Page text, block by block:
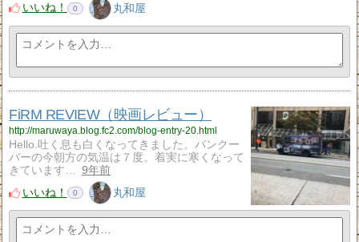
いいね！
0 丸和屋
FiRM REVIEW（映画レビュー）
http://maruwaya.blog.fc2.com/blog-entry-20.html
Hello.吐く息も白くなってきました。バンクー
バーの今朝方の気温は７度。着実に寒くなって
きています…
9年前
いいね！
0 丸和屋